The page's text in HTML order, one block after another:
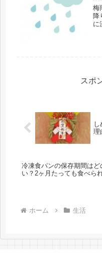
梅
降
に
スポ
理
冷凍食パンの保存期間はど
い？2ヶ月たっても食べら
ホーム 生活